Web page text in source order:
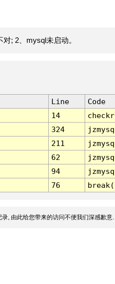
; 2、mysql未启动。
Line
Code
14
324
211
62
94
76
, 由此给您带来的访问不便我们深感歉意.